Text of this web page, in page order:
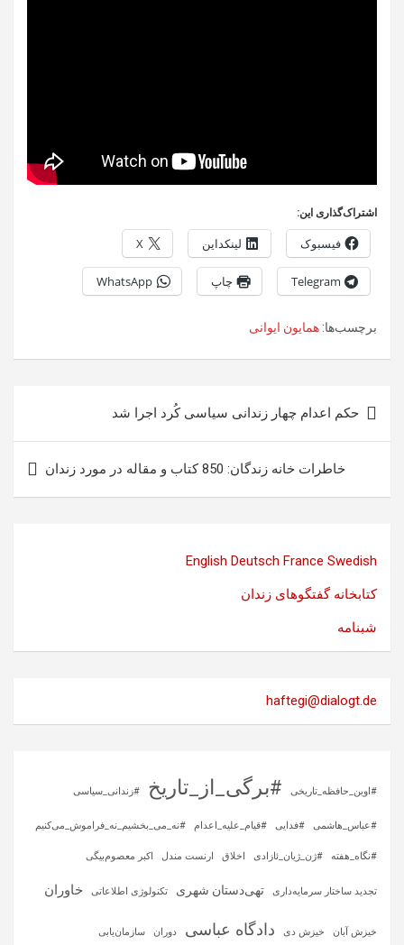
اشتراک‌گذاری این:
فیسبوک لینکداین X
Telegram چاپ WhatsApp
برچسب‌ها: همایون ایوانی
نوشته
حکم اعدام چهار زندانی سیاسی کُرد اجرا شد
خاطرات خانه زندگان: 850 کتاب و مقاله در مورد زندان
English Deutsch France Swedish
کتابخانه گفتگوهای زندان
شبنامه
haftegi@dialogt.de
#اوین_حافظه_تاریخی #برگی_از_تاریخ #زندانی_سیاسی
#عباس_هاشمی #فدایی #قیام_علیه_اعدام #نه_می_بخشیم_نه_فراموش_می‌کنیم
#نگاه_هفته #ژن_ژیان_ئازادی اخلاق ارنست مندل اکبر معصوم‌بیگی
تجدید ساختار سرمایه‌داری تهی‌دستان شهری تکنولوژی اطلاعاتی خاوران
خیزش آبان خیزش دی دادگاه عباسی دوران سازمان‌یابی